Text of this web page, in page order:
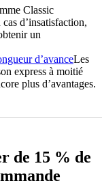
Classic
d’insatisfaction,
un
d’avanceLes
express à moitié
plus d’avantages.
de 15 % de